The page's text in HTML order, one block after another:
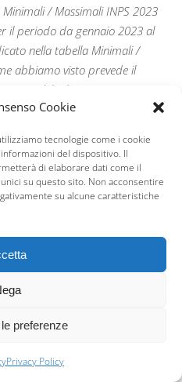
Cookie
tecnologie come i cookie
del dispositivo. Il
di elaborare dati come il
su questo sito. Non acconsentire
su alcune caratteristiche
preferenze
Privacy Policy
/ Massimali INPS 2023
il periodo da gennaio 2023 al
nella tabella Minimali /
abbiamo visto prevede il
di luglio o agosto o
procedere all’elaborazione
nel menù Anagrafiche –
con esonero L. 178/2020,
‘EG36’ o ‘EG48’ in pagina
i valori relativi al contributo
mese per mese, è stato
c/s moltiplicato per